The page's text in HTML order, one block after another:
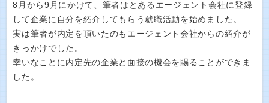
8月から9月にかけて、筆者はとあるエージェント会社に登録
して企業に自分を紹介してもらう就職活動を始めました。
実は筆者が内定を頂いたのもエージェント会社からの紹介が
きっかけでした。
幸いなことに内定先の企業と面接の機会を賜ることができま
した。